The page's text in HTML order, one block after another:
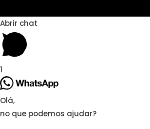
Abrir chat
1
Olá,
no que podemos ajudar?